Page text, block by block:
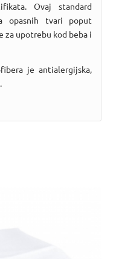
Ovaj standard
opasnih tvari poput
za upotrebu kod beba i
je antialergijska,